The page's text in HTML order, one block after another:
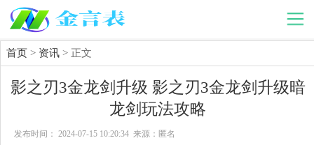
首页 > 资讯 > 正文
影之刃3金龙剑升级 影之刃3金龙剑升级暗
龙剑玩法攻略
发布时间： 2024-07-15 10:20:34 来源：匿名